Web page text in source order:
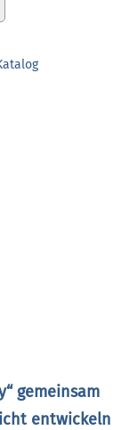
gemeinsam
entwickeln